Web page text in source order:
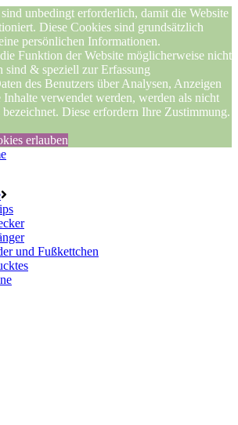
unbedingt erforderlich, damit die Website
Diese Cookies sind grundsätzlich
persönlichen Informationen.
Funktion der Website möglicherweise nicht
sind & speziell zur Erfassung
des Benutzers über Analysen, Anzeigen
Inhalte verwendet werden, werden als nicht
Diese erfordern Ihre Zustimmung.
erlauben
und Fußkettchen